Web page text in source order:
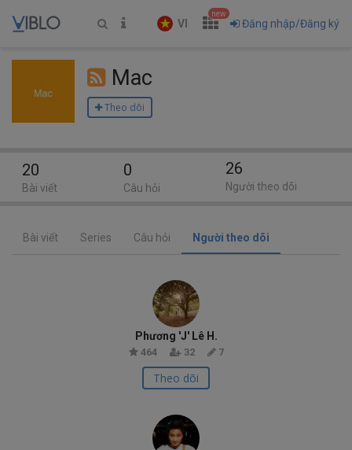
VI
new
Đăng nhập/Đăng ký
Mac
Theo dõi
Bài viết Series Câu hỏi Người theo dõi
Phương 'J' Lê H.
464 32 7
Theo dõi
20
Bài viết
0
Câu hỏi
26
Người theo dõi